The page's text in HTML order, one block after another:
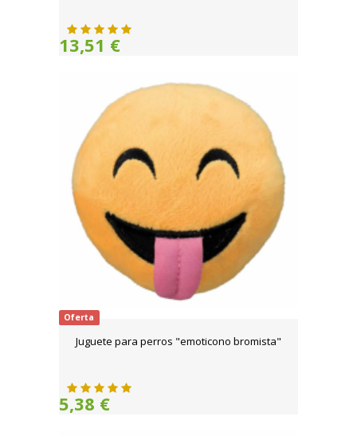
13,51 €
Oferta
Juguete para perros "emoticono bromista"
5,38 €